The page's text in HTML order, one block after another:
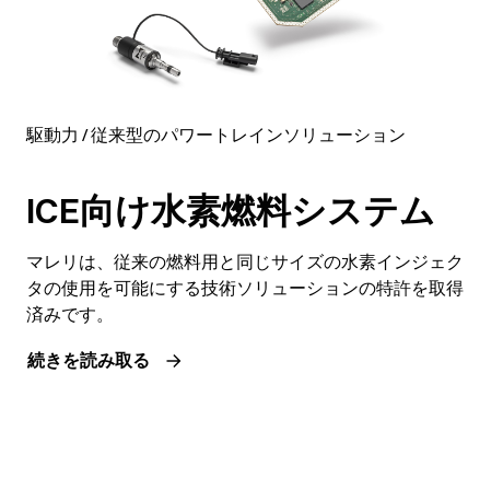
駆動力 / 従来型のパワートレインソリューション
ICE向け水素燃料システム
マレリは、従来の燃料用と同じサイズの水素インジェク
タの使用を可能にする技術ソリューションの特許を取得
済みです。
続きを読み取る